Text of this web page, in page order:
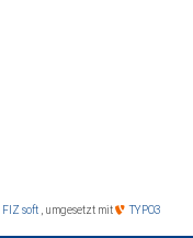
FIZ soft , umgesetzt mit TYPO3